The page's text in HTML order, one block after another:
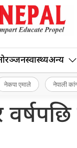
स्वास्थ्यअन्य
नेकपा एमाले नेपाली